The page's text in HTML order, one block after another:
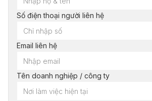
Số điện thoại người liên hệ
Email liên hệ
Tên doanh nghiệp / công ty